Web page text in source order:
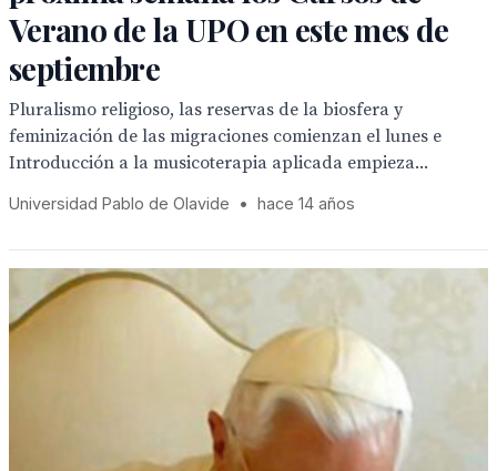
Verano de la UPO en este mes de
septiembre
Pluralismo religioso, las reservas de la biosfera y
feminización de las migraciones comienzan el lunes e
Introducción a la musicoterapia aplicada empieza...
Universidad Pablo de Olavide • hace 14 años